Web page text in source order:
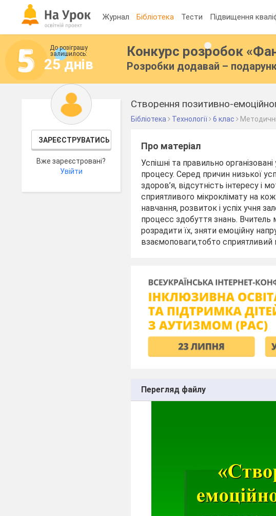
Журнал Бібліотека Тести Підвищення
До розіграшу
залишилось:
25 днів
Конкурс розробок
Розробки додавай –
ЗАРЕЄСТРУВАТИСЬ
Вже зареєстровані?
Увійти
Створення позитивно-
Бібліотека Технології 6 клас
Про матеріал
Успішні та правильно
процесу. Серед причин низької
здоров’я, відсутність інтересу
сприятливого мікроклімату на
навчання, розвиток і успіх учня
процесс здобуття знань. Вчитель
розрадити їх, зняти емоційну
взаємоповаги,тобто сприятливий
Перегляд файлу